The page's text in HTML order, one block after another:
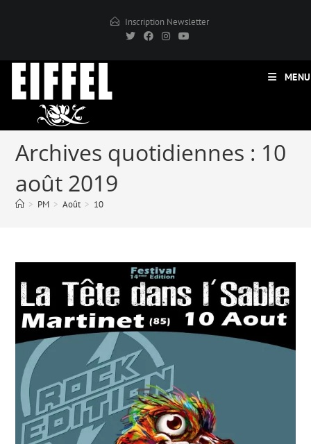
Inscription Newsletter
MENU
Archives quotidiennes : 10
août 2019
> PM > Août > 10